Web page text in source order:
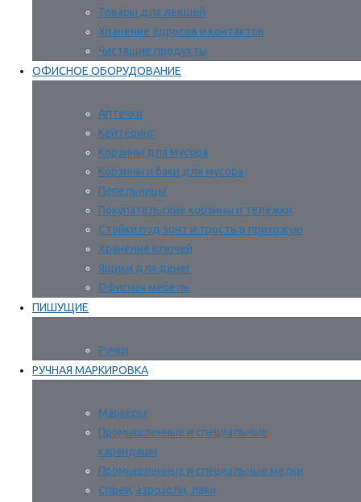
Товары для левшей
Хранение адресов и контактов
Чистящие продукты
ОФИСНОЕ ОБОРУДОВАНИЕ
Аптечки
Кейтеринг
Корзины для мусора
Корзины и баки для мусора
Пепельницы
Покупательские корзины и тележки
Стойки под зонт и трость в прихожую
Хранение ключей
Ящики для денег
Офисная мебель
ПИШУЩИЕ
Ручки
РУЧНАЯ МАРКИРОВКА
Маркеры
Промышленные и специальные
карандаши
Промышленные и специальные мелки
Спреи, аэрозоли, лаки